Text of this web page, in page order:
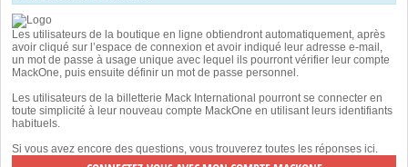
Les utilisateurs de la boutique en ligne obtiendront automatiquement, après
avoir cliqué sur l’espace de connexion et avoir indiqué leur adresse e-mail,
un mot de passe à usage unique avec lequel ils pourront vérifier leur compte
MackOne, puis ensuite définir un mot de passe personnel.
Les utilisateurs de la billetterie Mack International pourront se connecter en
toute simplicité à leur nouveau compte MackOne en utilisant leurs identifiants
habituels.
Si vous avez encore des questions, vous trouverez toutes les réponses ici